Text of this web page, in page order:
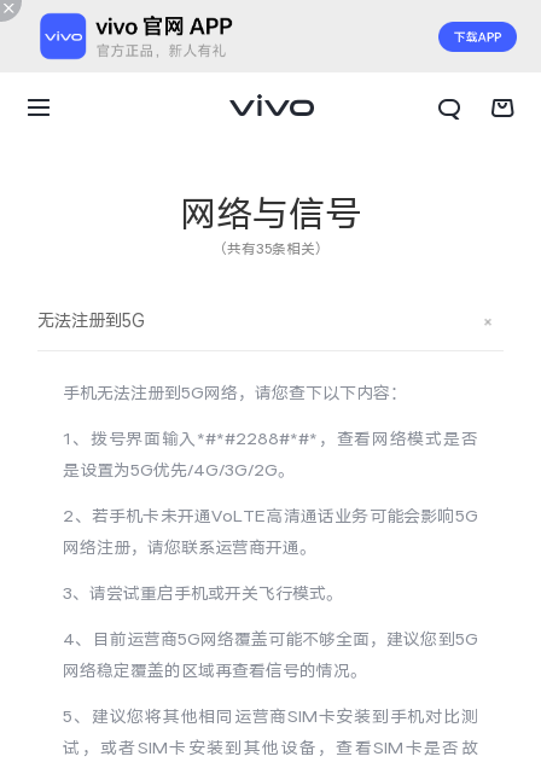
S60
vivo TWS 5 Pro vivo Pad6 Pro
网络与信号
（共有35条相关）
无法注册到5G
手机无法注册到5G网络，请您查下以下内容：
1、拨号界面输入*#*#2288#*#*，查看网络模式是否
是设置为5G优先/4G/3G/2G。
2、若手机卡未开通VoLTE高清通话业务可能会影响5G
网络注册，请您联系运营商开通。
3、请尝试重启手机或开关飞行模式。
4、目前运营商5G网络覆盖可能不够全面，建议您到5G
网络稳定覆盖的区域再查看信号的情况。
5、建议您将其他相同运营商SIM卡安装到手机对比测
试，或者SIM卡安装到其他设备，查看SIM卡是否故